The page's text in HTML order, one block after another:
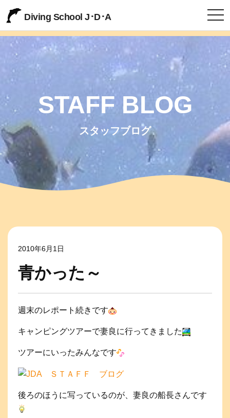
Diving School J･D･A
STAFF BLOG
スタッフブログ
2010年6月1日
青かった～
週末のレポート続きです
キャンピングツアーで妻良に行ってきました
ツアーにいったみんなです
後ろのほうに写っているのが、妻良の船長さんです